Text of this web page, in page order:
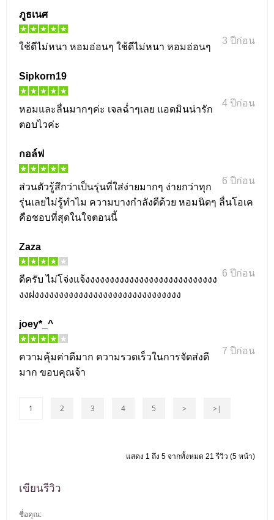
ภูธเนศ
3 ปีก่อน
ใช้ดีไม่หนา หอมอ่อนๆ ใช้ดีไม่หนา หอมอ่อนๆ
Sipkorn19
4 ปีก่อน
หอมและลื่นมากๆค่ะ เจลฉ่ำๆเลย แอดมินน่ารัก
ตอบไวค่ะ
กอล์ฟ
6 ปีก่อน
ส่วนตัวรู้สึกว่าเป็นรุ่นที่ใส่ง่ายมากๆ ง่ายกว่าทุก
รุ่นเลยไม่รู้ทำไม ความบางกำลังดีด้วย หอมนิดๆ ลื่นโอเค
คือชอบที่สุดในใจตอนนี้
Zaza
6 ปีก่อน
ดีครับ ไม่โจ่งแจ้งงงงงงงงงงงงงงงงงงงงงงงงงงง
งงฝงงงงงงงงงงงงงงงงงงงงงงงงงงงงงง
joey*_^
7 ปีก่อน
ความคุ้มค่าดีมาก ความรวดเร็วในการจัดส่งดี
มาก ขอบคุณจ้า
1 2 3 4 5 > >|
แสดง 1 ถึง 5 จากทั้งหมด 21 รีวิว (5 หน้า)
เขียนรีวิว
ชื่อคุณ: